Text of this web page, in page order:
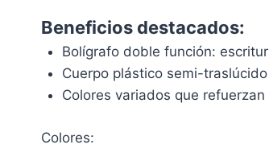
Beneficios destacados:
Bolígrafo doble función:
Cuerpo plástico semi-
Colores variados que
Colores: